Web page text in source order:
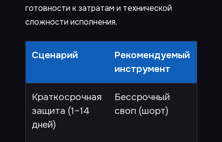
готовности к затратам и технической
сложности исполнения.
Сценарий
Рекомендуемый
инструмент
Краткосрочная
защита (1–14
дней)
Бессрочный
своп (шорт)